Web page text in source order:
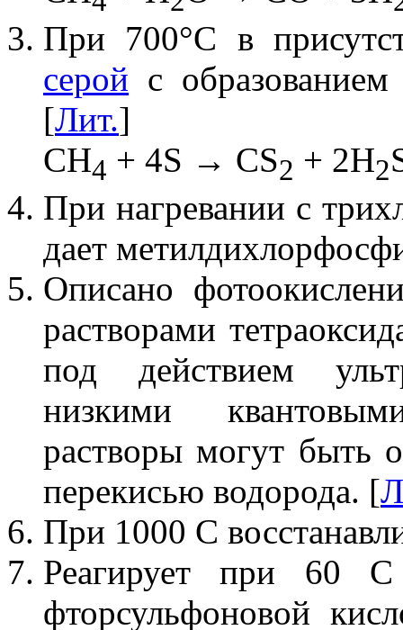
При 700°С в
серой с
[Лит.]
CH4 + 4S → CS2 + 2H2
При нагревании с
дает
Описано
растворами
под действием
низкими
растворы могут быть
перекисью водорода. [
При 1000 С
Реагирует при 60
фторсульфоновой